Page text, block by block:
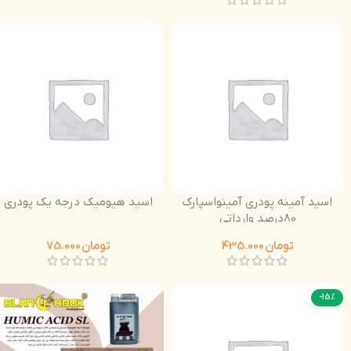
اسید آمینه پودری آمینواسپارک
80درصد وارداتی
تومان
اسید هیومیک درجه یک پودری
تومان
-15%